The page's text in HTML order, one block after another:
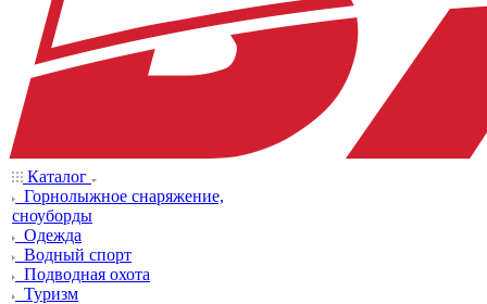
Каталог
Горнолыжное снаряжение,
сноуборды
Одежда
Водный спорт
Подводная охота
Туризм